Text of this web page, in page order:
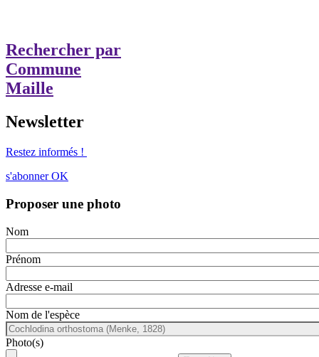
Rechercher par
Commune
Maille
Newsletter
Restez informés !
s'abonner OK
Proposer une photo
Nom
Prénom
Adresse e-mail
Nom de l'espèce
Photo(s)